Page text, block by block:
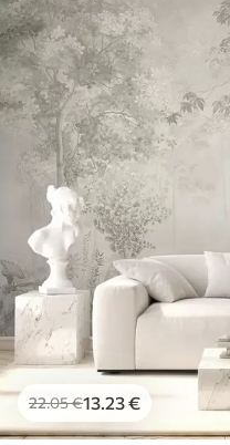
22.05€13 .23€